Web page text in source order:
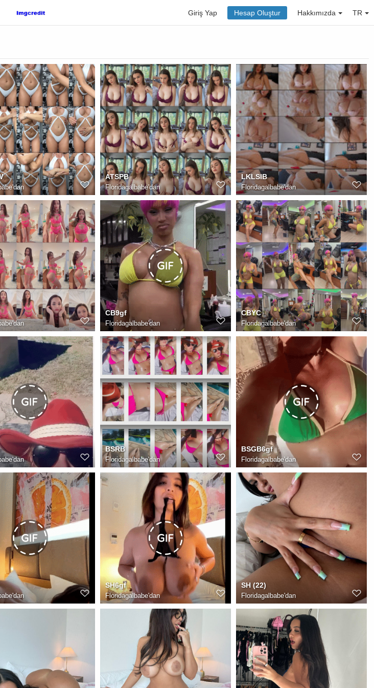
Giriş Yap Hesap Oluştur Hakkımızda TR
'dan
ATSPB
Floridagalbabe'dan
LKLSIB
Floridagalbabe'dan
'dan
CB9gf
Floridagalbabe'dan
CBYC
Floridagalbabe'dan
'dan
BSRB
Floridagalbabe'dan
BSGB6gf
Floridagalbabe'dan
'dan
SH6gf
Floridagalbabe'dan
SH (22)
Floridagalbabe'dan